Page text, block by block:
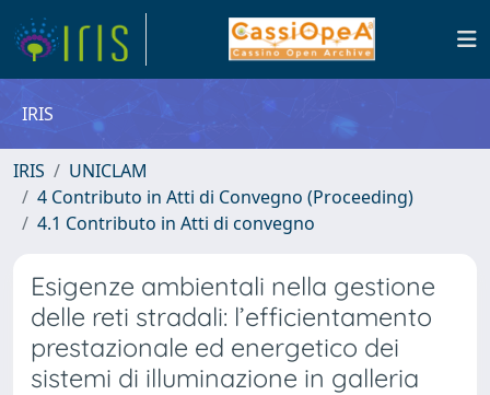
IRIS
IRIS
UNICLAM
4 Contributo in Atti di Convegno (Proceeding)
4.1 Contributo in Atti di convegno
Esigenze ambientali nella gestione
delle reti stradali: l’efficientamento
prestazionale ed energetico dei
sistemi di illuminazione in galleria